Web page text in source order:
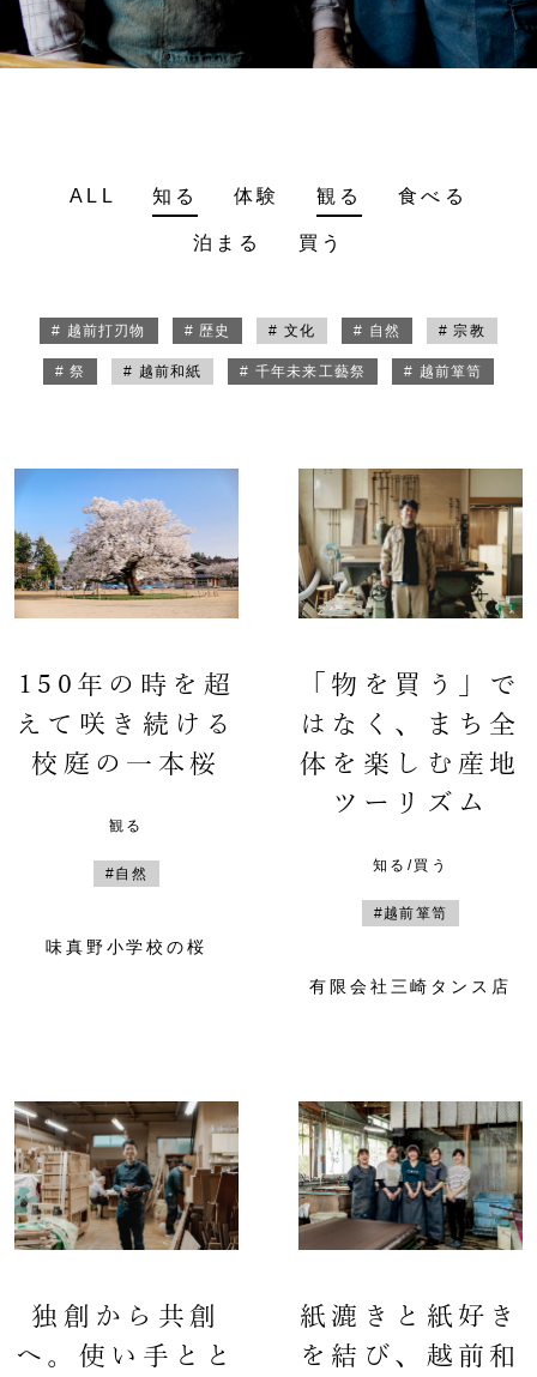
ALL 知る 体験 観る 食べる
泊まる 買う
# 越前打刃物 # 歴史 # 文化 # 自然 # 宗教
# 祭 # 越前和紙 # 千年未来工藝祭 # 越前箪笥
150年の時を超
えて咲き続ける
校庭の一本桜
観る
#自然
味真野小学校の桜
「物を買う」で
はなく、まち全
体を楽しむ産地
ツーリズム
知る/買う
#越前箪笥
有限会社三崎タンス店
独創から共創
へ。使い手とと
紙漉きと紙好き
を結び、越前和